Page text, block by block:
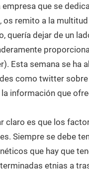
que se
remito a la
quería dejar de un
Esta semana se ha
como twitter
información que
claro es que los
Siempre se debe
que hay que
etnias a